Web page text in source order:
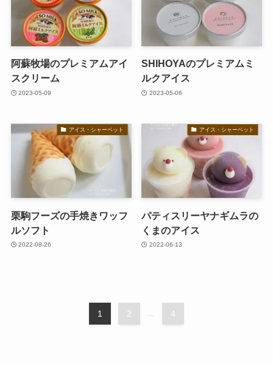
阿蘇牧場のプレミアムアイ
スクリーム
2023-05-09
SHIHOYAのプレミアムミ
ルクアイス
2023-05-06
アイス・シャーベット
栗駒フーズの手焼きワッフ
ルソフト
2022-08-26
アイス・シャーベット
パティスリーヤナギムラの
くまのアイス
2022-06-13
1 2 ... 4